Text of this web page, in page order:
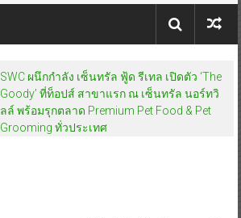
SWC ผนึกกำลัง เซ็นทรัล ฟู้ด รีเทล เปิดตัว ‘The
Goody’ ที่ท็อปส์ สาขาแรก ณ เซ็นทรัล นอร์ทวิ
ลล์ พร้อมรุกตลาด Premium Pet Food & Pet
Grooming ทั่วประเทศ